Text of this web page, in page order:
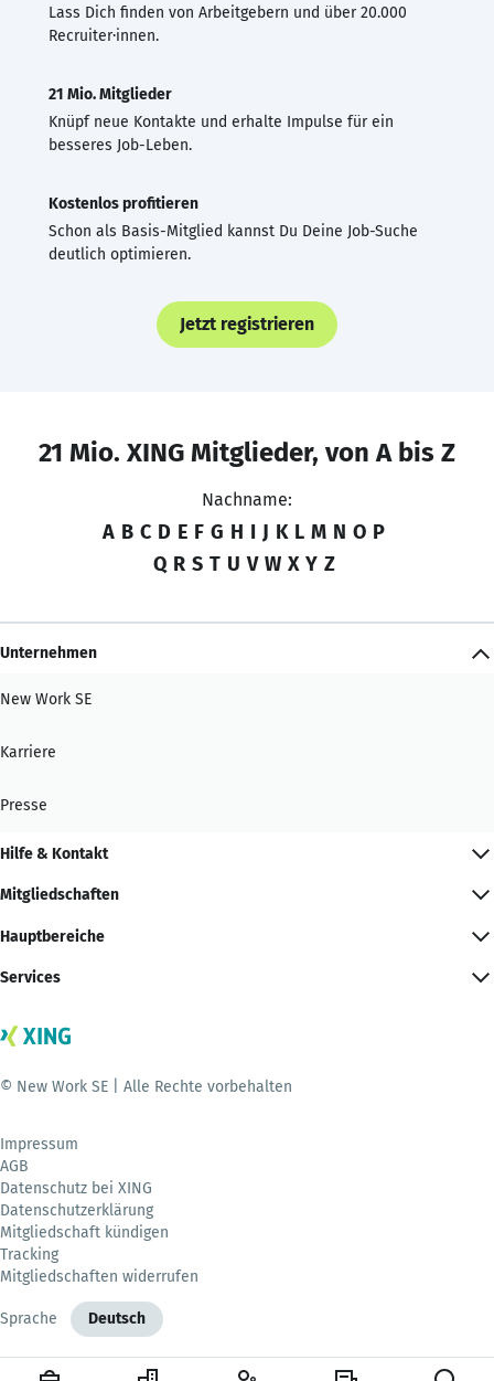
Lass Dich finden von Arbeitgebern und über 20.000
Recruiter·innen.
21 Mio. Mitglieder
Knüpf neue Kontakte und erhalte Impulse für ein
besseres Job-Leben.
Kostenlos profitieren
Schon als Basis-Mitglied kannst Du Deine Job-Suche
deutlich optimieren.
Jetzt registrieren
21 Mio. XING Mitglieder, von A bis Z
Nachname:
A B C D E F G H I J K L M N O P
Q R S T U V W X Y Z
Unternehmen
New Work SE
Karriere
Presse
Hilfe & Kontakt
Mitgliedschaften
Hauptbereiche
Services
© New Work SE | Alle Rechte vorbehalten
Impressum
AGB
Datenschutz bei XING
Datenschutzerklärung
Mitgliedschaft kündigen
Tracking
Mitgliedschaften widerrufen
Sprache Deutsch